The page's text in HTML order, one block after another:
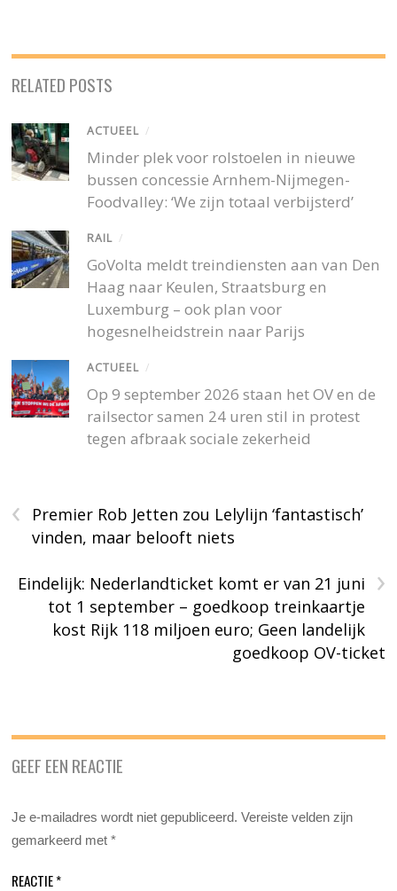
RELATED POSTS
ACTUEEL /
Minder plek voor rolstoelen in nieuwe
bussen concessie Arnhem-Nijmegen-
Foodvalley: ‘We zijn totaal verbijsterd’
RAIL /
GoVolta meldt treindiensten aan van Den
Haag naar Keulen, Straatsburg en
Luxemburg – ook plan voor
hogesnelheidstrein naar Parijs
ACTUEEL /
Op 9 september 2026 staan het OV en de
railsector samen 24 uren stil in protest
tegen afbraak sociale zekerheid
‹
Premier Rob Jetten zou Lelylijn ‘fantastisch’
vinden, maar belooft niets
›
Eindelijk: Nederlandticket komt er van 21 juni
tot 1 september – goedkoop treinkaartje
kost Rijk 118 miljoen euro; Geen landelijk
goedkoop OV-ticket
GEEF EEN REACTIE
Je e-mailadres wordt niet gepubliceerd. Vereiste velden zijn
gemarkeerd met*
REACTIE*